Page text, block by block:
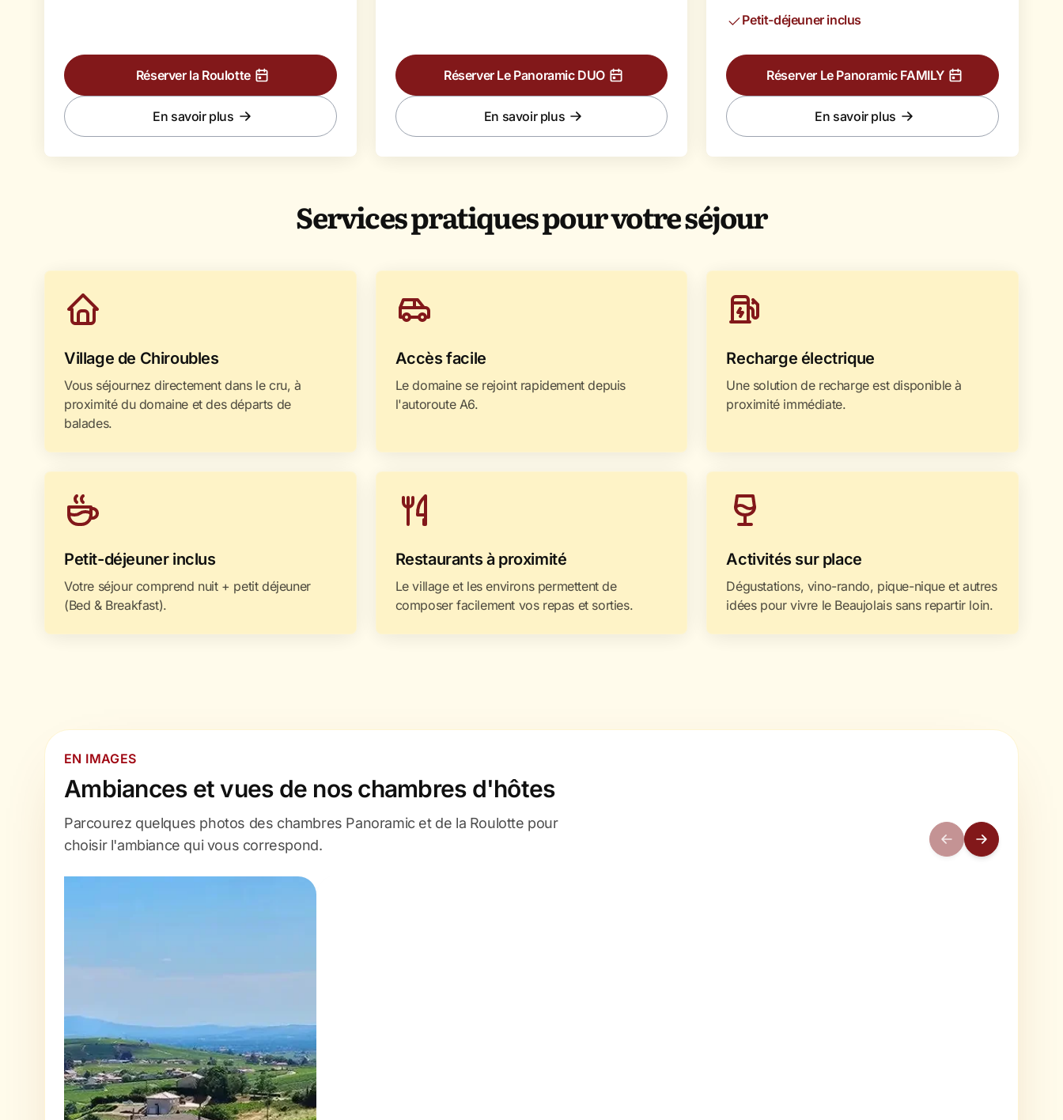
Réserver la Roulotte
En savoir plus
Réserver Le Panoramic DUO
En savoir plus
Petit-déjeuner inclus
Réserver Le Panoramic FAMILY
En savoir plus
Services pratiques pour votre séjour
Village de Chiroubles
Vous séjournez directement dans le cru, à
proximité du domaine et des départs de
balades.
Accès facile
Le domaine se rejoint rapidement depuis
l'autoroute A6.
Recharge électrique
Une solution de recharge est disponible à
proximité immédiate.
Petit-déjeuner inclus
Votre séjour comprend nuit + petit déjeuner
(Bed & Breakfast).
Restaurants à proximité
Le village et les environs permettent de
composer facilement vos repas et sorties.
Activités sur place
Dégustations, vino-rando, pique-nique et autres
idées pour vivre le Beaujolais sans repartir loin.
EN IMAGES
Ambiances et vues de nos chambres d'hôtes
Parcourez quelques photos des chambres Panoramic et de la Roulotte pour
choisir l'ambiance qui vous correspond.